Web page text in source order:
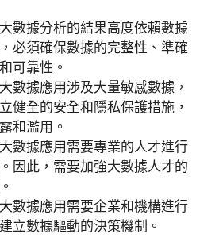
大數據分析的結果高度依賴數據
必須確保數據的完整性、準確
可靠性。
大數據應用涉及大量敏感數據，
健全的安全和隱私保護措施，
和濫用。
大數據應用需要專業的人才進行
因此，需要加強大數據人才的
大數據應用需要企業和機構進行
立數據驅動的決策機制。